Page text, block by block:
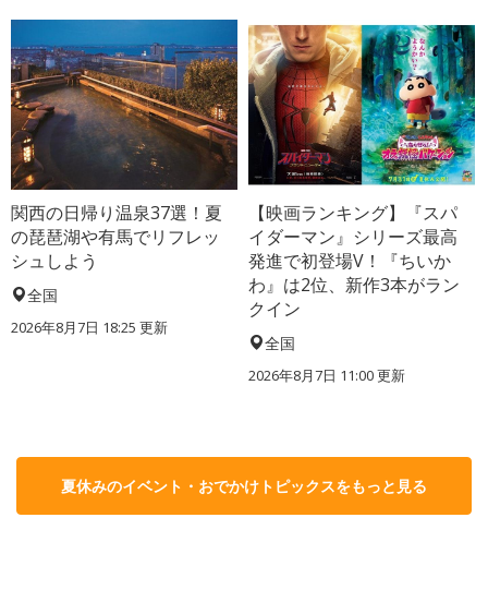
関西の日帰り温泉37選！夏
の琵琶湖や有馬でリフレッ
シュしよう
全国
2026年8月7日 18:25 更新
【映画ランキング】『スパ
イダーマン』シリーズ最高
発進で初登場V！『ちいか
わ』は2位、新作3本がラン
クイン
全国
2026年8月7日 11:00更新
夏休みのイベント・おでかけトピックスをもっと見る